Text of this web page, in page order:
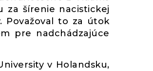
za šírenie nacistickej
Považoval to za útok
pre nadchádzajúce
v Holandsku,